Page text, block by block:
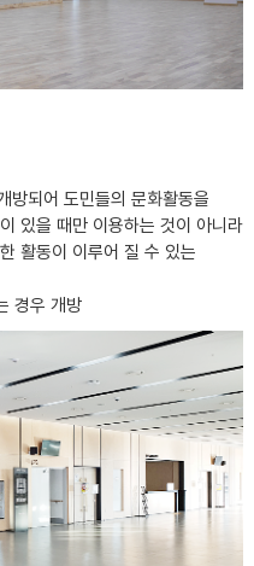
방되어 도민들의 문화활동을
있을 때만 이용하는 것이 아니라
활동이 이루어 질 수 있는
경우 개방